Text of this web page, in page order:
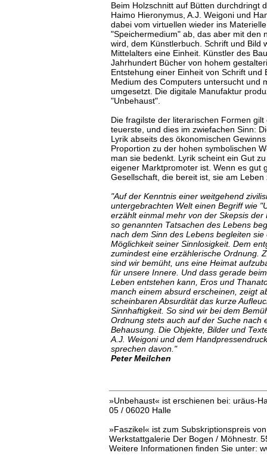
Beim Holzschnitt auf Bütten durchdringt
Haimo Hieronymus, A.J. Weigoni und
dabei vom virtuellen wieder ins
"Speichermedium" ab, das aber mit den
wird, dem Künstlerbuch. Schrift und Bild
Mittelalters eine Einheit. Künstler des
Jahrhundert Bücher von hohem
Entstehung einer Einheit von Schrift und
Medium des Computers untersucht und
umgesetzt. Die digitale Manufaktur
"Unbehaust".
Die fragilste der literarischen Formen
teuerste, und dies im zwiefachen Sinn:
Lyrik abseits des ökonomischen
Proportion zu der hohen symbolischen
man sie bedenkt. Lyrik scheint ein Gut
eigener Marktpromoter ist. Wenn es gut
Gesellschaft, die bereit ist, sie am Leben
"Auf der Kenntnis einer weitgehend
untergebrachten Welt einen Begriff wie
erzählt einmal mehr von der Skepsis der
so genannten Tatsachen des Lebens
nach dem Sinn des Lebens begleiten sie
Möglichkeit seiner Sinnlosigkeit. Dem
zumindest eine erzählerische Ordnung.
sind wir bemüht, uns eine Heimat
für unsere Innere. Und dass gerade
Leben entstehen kann, Eros und
manch einem absurd erscheinen, zeigt
scheinbaren Absurdität das kurze
Sinnhaftigkeit. So sind wir bei dem
Ordnung stets auch auf der Suche nach
Behausung. Die Objekte, Bilder und
A.J. Weigoni und dem
sprechen davon."
Peter Meilchen
»Unbehaust« ist erschienen bei: uräus-
05 / 06020 Halle
»Faszikel« ist zum Subskriptionspreis
Werkstattgalerie Der Bogen / Möhnestr.
Weitere Informationen finden Sie unter: